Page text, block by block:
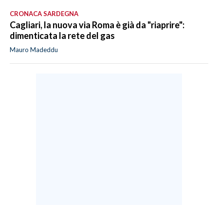
CRONACA SARDEGNA
Cagliari, la nuova via Roma è già da "riaprire":
dimenticata la rete del gas
Mauro Madeddu